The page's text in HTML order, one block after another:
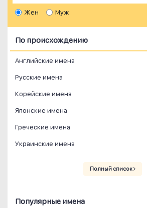
Жен Муж
По происхождению
Английские имена
Русские имена
Корейские имена
Японские имена
Греческие имена
Украинские имена
Полный список
Популярные имена